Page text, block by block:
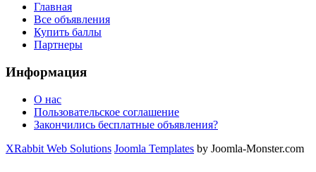
Главная
Все объявления
Купить баллы
Партнеры
Информация
О нас
Пользовательское соглашение
Закончились бесплатные объявления?
XRabbit Web Solutions Joomla Templates by Joomla-Monster.com